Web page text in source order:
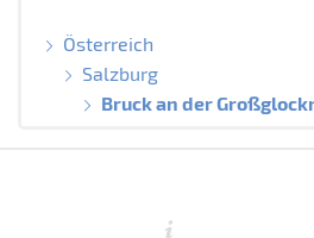
Österreich
Salzburg
Bruck an der